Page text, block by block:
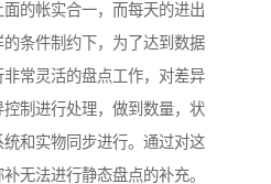
的帐实合一，而每天的进出
条件制约下，为了达到数据
常灵活的盘点工作，对差异
制进行处理，做到数量，状
和实物同步进行。通过对这
无法进行静态盘点的补充。